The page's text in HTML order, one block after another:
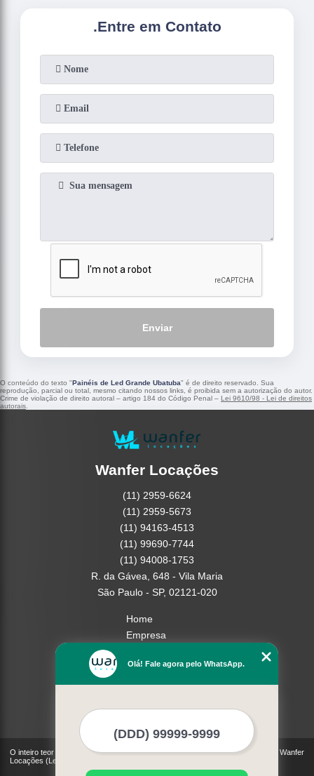
.Entre em Contato
Enviar
O conteúdo do texto "Painéis de Led Grande Ubatuba" é de direito reservado. Sua
reprodução, parcial ou total, mesmo citando nossos links, é proibida sem a autorização do autor.
Crime de violação de direito autoral – artigo 184 do Código Penal – Lei 9610/98 - Lei de direitos
autorais
Wanfer Locações
(11) 2959-6624
(11) 2959-5673
(11) 94163-4513
(11) 99690-7744
(11) 94008-1753
R. da Gávea, 648 - Vila Maria
São Paulo - SP, 02121-020
Home
Empresa
Serviços
Contato
O inteiro teor deste site está sujeito à proteção de direitos autorais. Copyright© Wanfer
Locações (Lei 9610 de 19/02/1998)
Olá! Fale agora pelo WhatsApp.